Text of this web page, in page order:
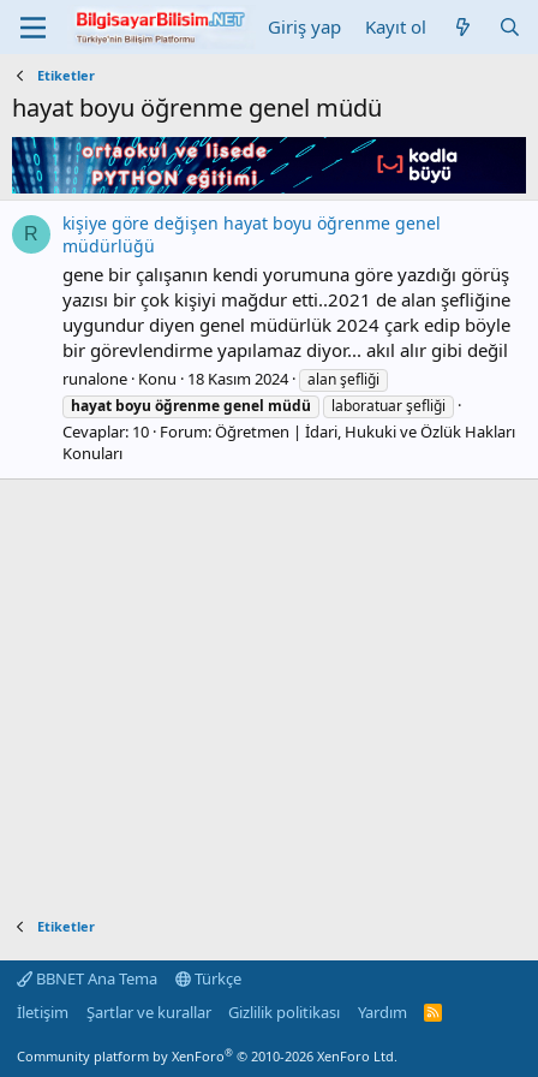
Giriş yap Kayıt ol
Etiketler
hayat boyu öğrenme genel müdü
R
kişiye göre değişen hayat boyu öğrenme genel
müdürlüğü
gene bir çalışanın kendi yorumuna göre yazdığı görüş
yazısı bir çok kişiyi mağdur etti..2021 de alan şefliğine
uygundur diyen genel müdürlük 2024 çark edip böyle
bir görevlendirme yapılamaz diyor... akıl alır gibi değil
runalone Konu 18 Kasım 2024
alan şefliği
hayat boyu öğrenmegenel müdü laboratuar şefliği
Cevaplar: 10 Forum:Öğretmen | İdari, Hukuki ve Özlük Hakları
Konuları
Etiketler
BBNET Ana Tema
Türkçe
İletişim
Şartlar ve kurallar Gizlilik politikası Yardım
R
Community platform by XenForo® © 2010-2026 XenForo Ltd.